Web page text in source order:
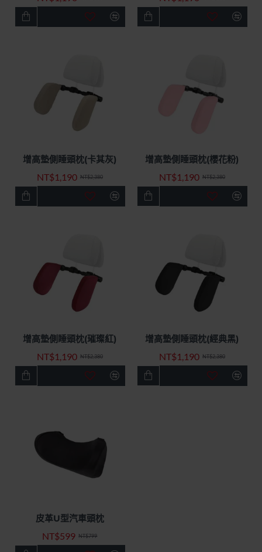
特價優惠
快速出貨
-50%
增高墊側睡頭枕(卡其灰)
NT$1,190 NT$2,380
特價優惠
快速出貨
-50%
增高墊側睡頭枕(櫻花粉)
NT$1,190 NT$2,380
特價優惠
快速出貨
-50%
增高墊側睡頭枕(璀璨紅)
NT$1,190 NT$2,380 最新
特價優惠
快速出貨
-50%
增高墊側睡頭枕(經典黑)
NT$1,190 NT$2,380
特價優惠
快速出貨
無庫存
皮革U型汽車頭枕
NT$599 NT$799